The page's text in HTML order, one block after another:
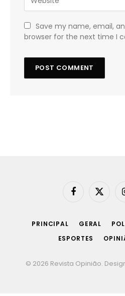
Save my name, email,
browser for the next time I
Facebook
X
PRINCIPAL GERAL
ESPORTES
© 2026 Revista Opinião.